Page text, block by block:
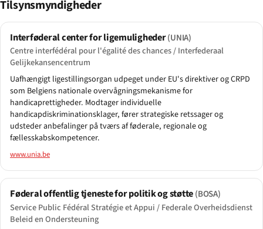
Tilsynsmyndigheder
Interføderal center for ligemuligheder(UNIA)
Centre interfédéral pour l'égalité des chances / Interfederaal
Gelijkekansencentrum
Uafhængigt ligestillingsorgan udpeget under EU's direktiver og CRPD
som Belgiens nationale overvågningsmekanisme for
handicaprettigheder. Modtager individuelle
handicapdiskriminationsklager, fører strategiske retssager og
udsteder anbefalinger på tværs af føderale, regionale og
fællesskabskompetencer.
www.unia.be
Føderal offentlig tjeneste for politik og støtte(BOSA)
Service Public Fédéral Stratégie et Appui / Federale Overheidsdienst
Beleid en Ondersteuning